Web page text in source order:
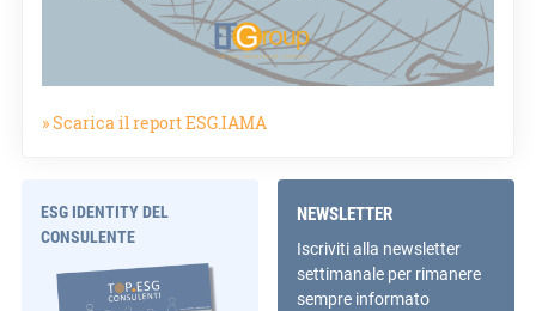
» Scarica il report ESG.IAMA
ESG IDENTITY DEL
CONSULENTE
NEWSLETTER
Iscriviti alla newsletter
settimanale per rimanere
sempre informato